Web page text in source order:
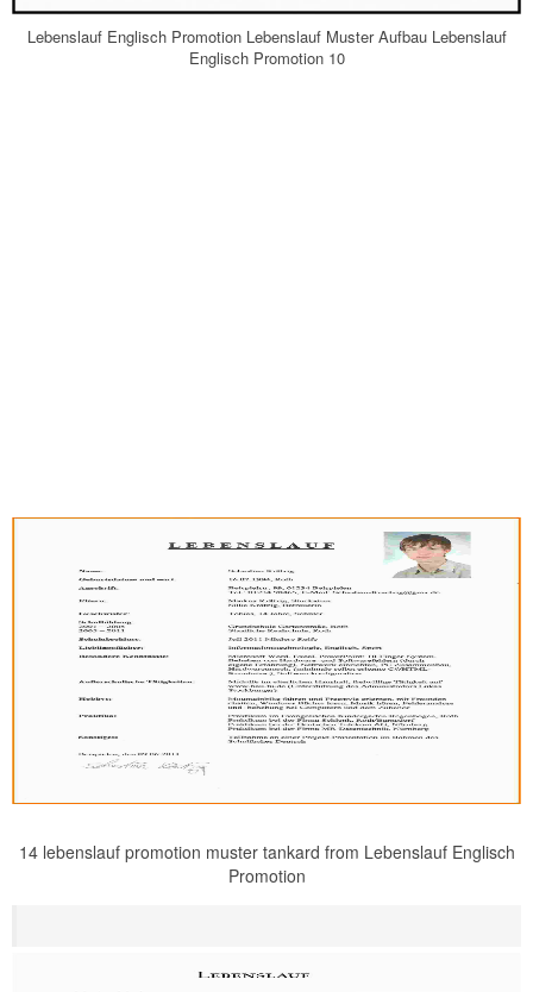
Lebenslauf Englisch Promotion Lebenslauf Muster Aufbau Lebenslauf
Englisch Promotion 10
14 lebenslauf promotion muster tankard from Lebenslauf Englisch
Promotion